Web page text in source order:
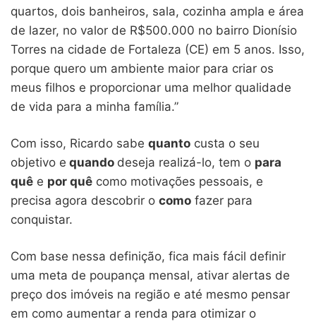
quartos, dois banheiros, sala, cozinha ampla e área
de lazer, no valor de R$500.000 no bairro Dionísio
Torres na cidade de Fortaleza (CE) em 5 anos. Isso,
porque quero um ambiente maior para criar os
meus filhos e proporcionar uma melhor qualidade
de vida para a minha família.”
Com isso, Ricardo sabe quanto custa o seu
objetivo e quando deseja realizá-lo, tem o para
quê e por quê como motivações pessoais, e
precisa agora descobrir o como fazer para
conquistar.
Com base nessa definição, fica mais fácil definir
uma meta de poupança mensal, ativar alertas de
preço dos imóveis na região e até mesmo pensar
em como aumentar a renda para otimizar o